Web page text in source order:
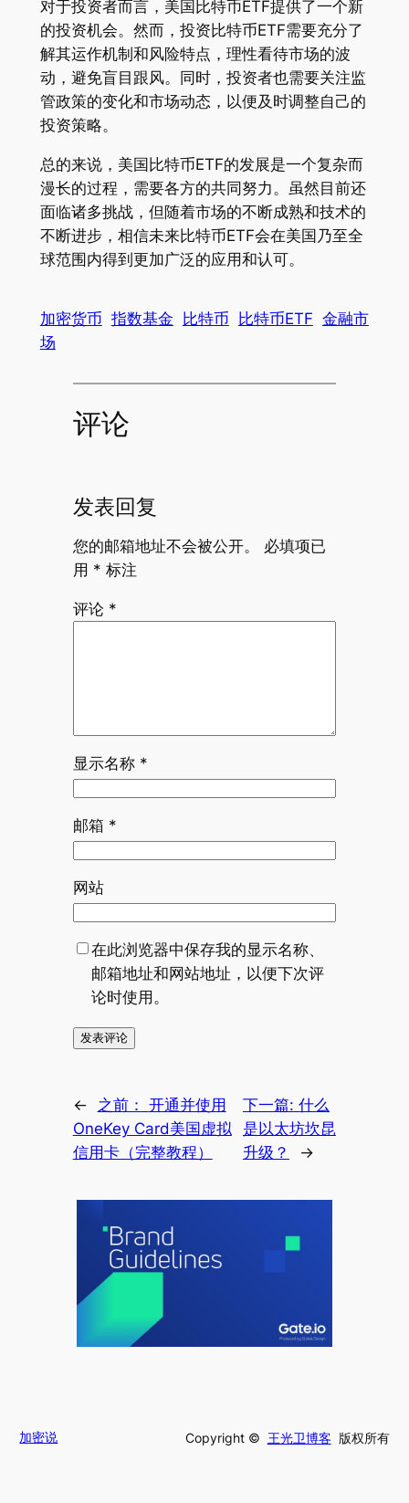
对于投资者而言，美国比特币ETF提供了一个新
的投资机会。然而，投资比特币ETF需要充分了
解其运作机制和风险特点，理性看待市场的波
动，避免盲目跟风。同时，投资者也需要关注监
管政策的变化和市场动态，以便及时调整自己的
投资策略。
总的来说，美国比特币ETF的发展是一个复杂而
漫长的过程，需要各方的共同努力。虽然目前还
面临诸多挑战，但随着市场的不断成熟和技术的
不断进步，相信未来比特币ETF会在美国乃至全
球范围内得到更加广泛的应用和认可。
加密货币 指数基金 比特币 比特币ETF 金融市
场
评论
发表回复
您的邮箱地址不会被公开。
必填项已
用 * 标注
评论 *
显示名称 *
邮箱 *
网站
在此浏览器中保存我的显示名称、
邮箱地址和网站地址，以便下次评
论时使用。
← 之前： 开通并使用
OneKey Card美国虚拟
信用卡（完整教程）
下一篇: 什么
是以太坊坎昆
升级？
→
加密说 Copyright © 王光卫博客 版权所有